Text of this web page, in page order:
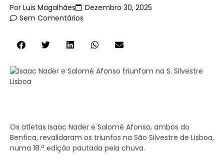
Por Luis Magalhães
Dezembro 30, 2025
Sem Comentários
Os atletas Isaac Nader e Salomé Afonso, ambos do
Benfica, revalidaram os triunfos na São Silvestre de Lisboa,
numa 18.ª edição pautada pela chuva.